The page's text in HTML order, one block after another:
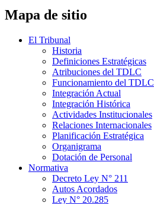
Mapa de sitio
El Tribunal
Historia
Definiciones Estratégicas
Atribuciones del TDLC
Funcionamiento del TDLC
Integración Actual
Integración Histórica
Actividades Institucionales
Relaciones Internacionales
Planificación Estratégica
Organigrama
Dotación de Personal
Normativa
Decreto Ley N° 211
Autos Acordados
Ley N° 20.285